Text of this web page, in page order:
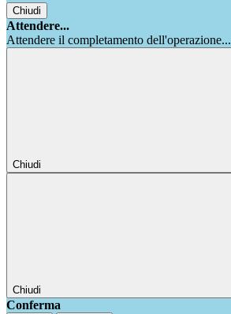
Chiudi
Attendere...
Attendere il completamento dell'operazione...
Chiudi
Chiudi
Conferma